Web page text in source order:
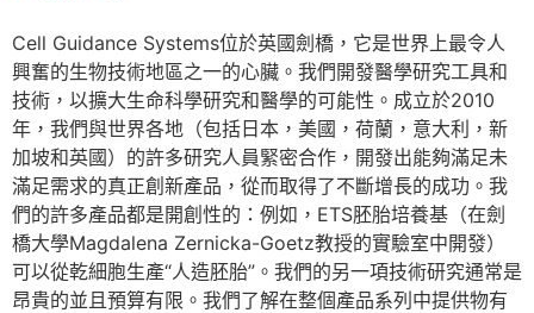
Cell Guidance Systems位於英國劍橋，它是世界上最令人
興奮的生物技術地區之一的心臟。我們開發醫學研究工具和
技術，以擴大生命科學研究和醫學的可能性。成立於2010
年，我們與世界各地（包括日本，美國，荷蘭，意大利，新
加坡和英國）的許多研究人員緊密合作，開發出能夠滿足未
滿足需求的真正創新產品，從而取得了不斷增長的成功。我
們的許多產品都是開創性的：例如，ETS胚胎培養基（在劍
橋大學M​​agdalena Zernicka-Goetz教授的實驗室中開發）
可以從乾細胞生產“人造胚胎”。我們的另一項技術研究通常是
昂貴的並且預算有限。我們了解在整個產品系列中提供物有